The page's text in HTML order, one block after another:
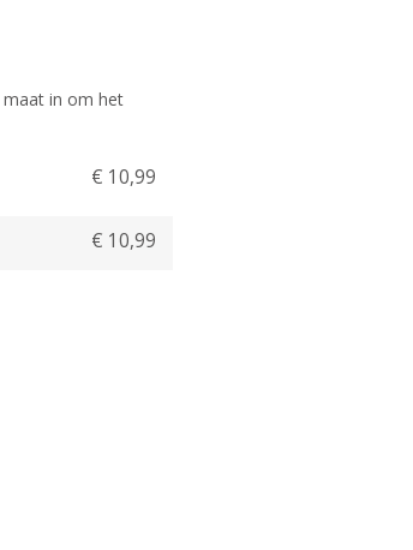
maat in om het
€ 10,99
€ 10,99